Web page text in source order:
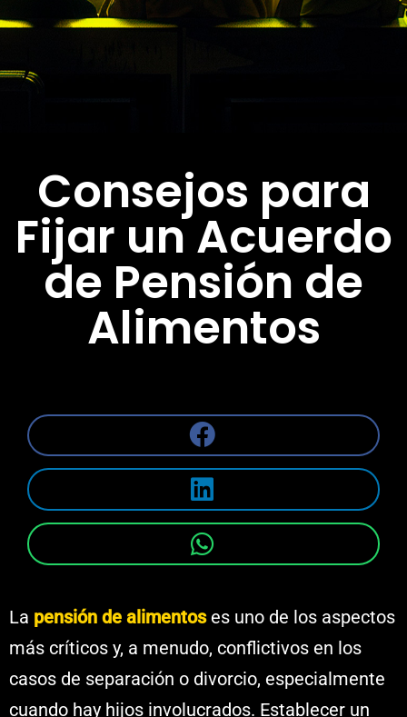
Consejos para
Fijar un Acuerdo
de Pensión de
Alimentos
La pensión de alimentoses uno de los aspectos
más críticos y, a menudo, conflictivos en los
casos de separación o divorcio, especialmente
cuando hay hijos involucrados. Establecer un